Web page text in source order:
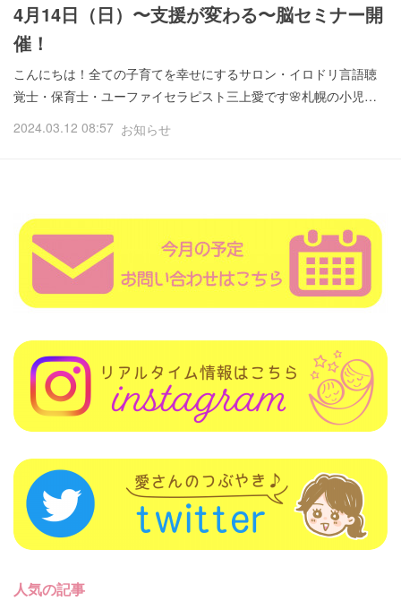
4月14日（日）〜支援が変わる〜脳セミナー開
催！
こんにちは！全ての子育てを幸せにするサロン・イロドリ言語聴
覚士・保育士・ユーファイセラピスト三上愛です🌸札幌の小児…
2024.03.12 08:57 お知らせ
人気の記事